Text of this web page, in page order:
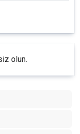
olun.